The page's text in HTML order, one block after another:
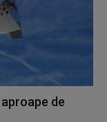
de